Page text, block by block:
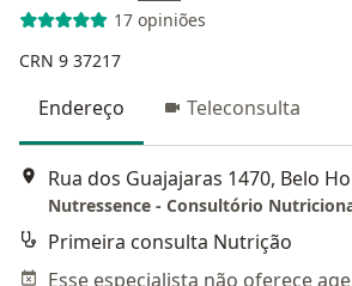
17 opiniões
CRN 9 37217
Endereço Teleconsulta
Rua dos Guajajaras 1470, Belo
Nutressence - Consultório
Primeira consulta Nutrição